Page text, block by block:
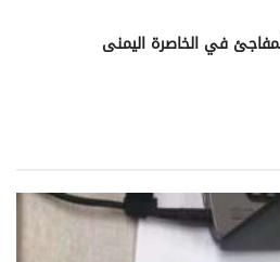
في الخاصرة اليمنى